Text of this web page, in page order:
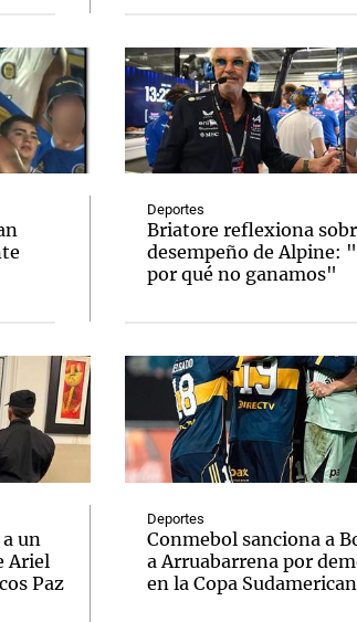
un
Ariel
Paz
Deportes
Briatore reflexiona
desempeño de Alpine:
por qué no ganamos"
Deportes
Conmebol sanciona a
a Arruabarrena por
en la Copa
El huracán de Arequito Cadena 3